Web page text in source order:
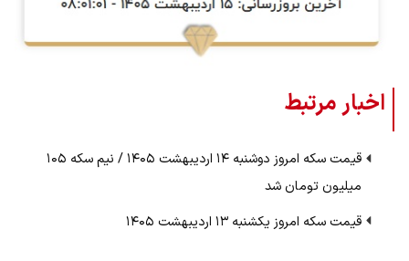
اخبار مرتبط
قیمت سکه امروز دوشنبه ۱۴ اردیبهشت ۱۴۰۵ / نیم سکه ۱۰۵
میلیون تومان شد
قیمت سکه امروز یکشنبه ۱۳ اردیبهشت ۱۴۰۵